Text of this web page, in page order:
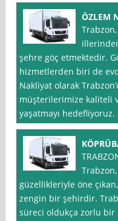
ÖZLEM
şehre göç etmektedir.
hizmetlerden biri de
Nakliyat olarak
müşterilerimize kaliteli
yaşatmayı hedefliyoruz.
güzellikleriyle öne
zengin bir şehirdir.
süreci oldukça zorlu bir